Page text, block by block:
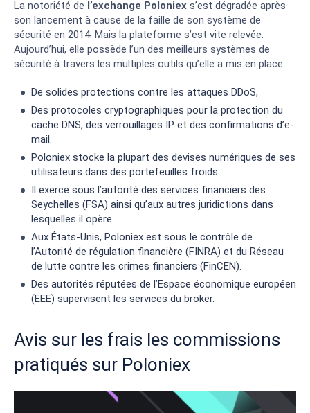
La notoriété de l’exchange Poloniex s’est dégradée après
son lancement à cause de la faille de son système de
sécurité en 2014. Mais la plateforme s’est vite relevée.
Aujourd’hui, elle possède l’un des meilleurs systèmes de
sécurité à travers les multiples outils qu’elle a mis en place.
De solides protections contre les attaques DDoS,
Des protocoles cryptographiques pour la protection du
cache DNS, des verrouillages IP et des confirmations d’e-
mail.
Poloniex stocke la plupart des devises numériques de ses
utilisateurs dans des portefeuilles froids.
Il exerce sous l’autorité des services financiers des
Seychelles (FSA) ainsi qu’aux autres juridictions dans
lesquelles il opère
Aux États-Unis, Poloniex est sous le contrôle de
l’Autorité de régulation financière (FINRA) et du Réseau
de lutte contre les crimes financiers (FinCEN).
Des autorités réputées de l’Espace économique européen
(EEE) supervisent les services du broker.
Avis sur les frais les commissions
pratiqués sur Poloniex